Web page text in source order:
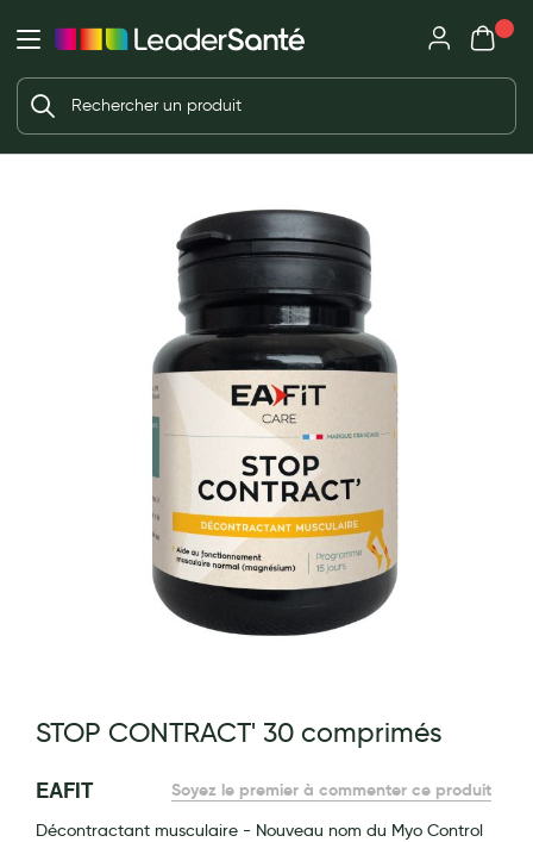
Ma Pharmacie LeaderSanté
Ouvrir l'application
Ouvrir
Nouveau client ?
Créer un compte
Mon
Votre panier est vide
Beauté et soin
Soins mains et ongles
Dentifrices et bains de bouche
Brosses à dents et accessoires dentaires
Crème solaire - Visage et corps
Accessoires, coutellerie, brosserie
Bouillottes
Parfums et bougies d'ambiance
STOP CONTRACT' 30 comprimés
EAFIT
Soyez le premier à commenter ce produit
Décontractant musculaire - Nouveau nom du Myo Control